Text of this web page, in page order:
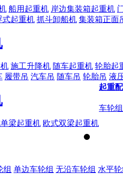
船用起重机 岸边集装箱起重机
式起重机 抓斗卸船机 集装箱正面
施工升降机 随车起重机 轮胎起
履带吊 汽车吊 随车吊 轮胎吊 液
梁起重机 欧式双梁起重机
起重
车轮组
组 单边车轮组 无沿车轮组 水平